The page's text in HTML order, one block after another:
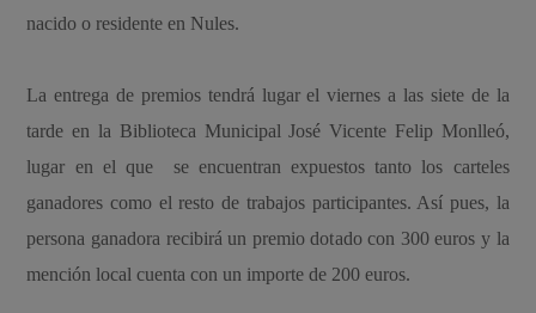
nacido o residente en Nules.
La entrega de premios tendrá lugar el viernes a las siete de la
tarde en la Biblioteca Municipal José Vicente Felip Monlleó,
lugar en el que se encuentran expuestos tanto los carteles
ganadores como el resto de trabajos participantes. Así pues, la
persona ganadora recibirá un premio dotado con 300 euros y la
mención local cuenta con un importe de 200 euros.